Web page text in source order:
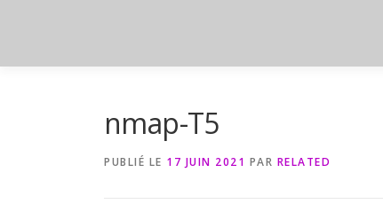
nmap-T5
PUBLIÉ LE 17 JUIN 2021 PAR RELATED